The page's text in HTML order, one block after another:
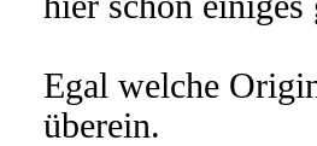
Egal welche
überein.